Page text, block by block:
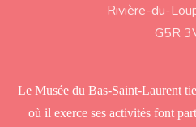
d
Rivière-du-
G5R
Le Musée du Bas-Saint-Laurent
où il exerce ses activités font